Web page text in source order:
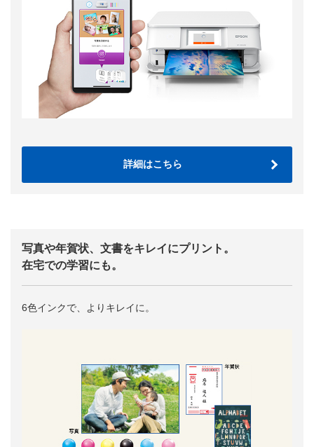
詳細はこちら
写真や年賀状、文書をキレイにプリント。
在宅での学習にも。
6色インクで、よりキレイに。